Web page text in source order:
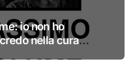
io non ho
nella cura